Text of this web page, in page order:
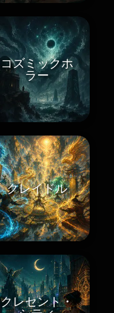
コズミックホ
ラー
クレイドル
クレセント・